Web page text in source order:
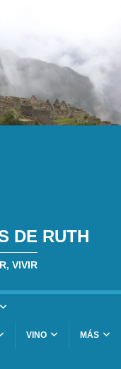
DE RUTH
VIVIR
VINO MÁS